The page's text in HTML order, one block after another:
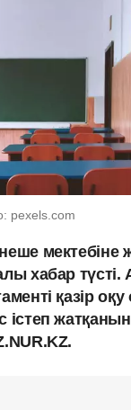
pexels.com
мектебіне
хабар түсті.
қазір
істеп